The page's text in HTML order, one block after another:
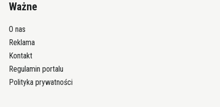
Ważne
O nas
Reklama
Kontakt
Regulamin portalu
Polityka prywatności